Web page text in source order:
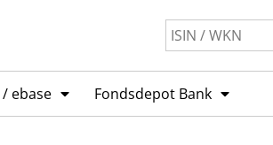
/ ebase Fondsdepot Bank